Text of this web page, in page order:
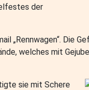
der
„Rennwagen“. Die
welches mit
sie mit Schere